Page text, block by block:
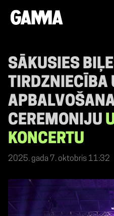
SĀKUSIES
TIRDZNIECĪBA
CEREMONIJU
KONCERTU
2025. gada 7. oktobris 11:32